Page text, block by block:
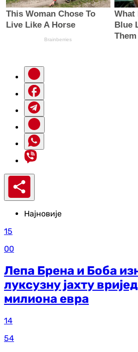
Најновије
15
00
Лепа Брена и Боба
луксузну јахту
милиона евра
14
54